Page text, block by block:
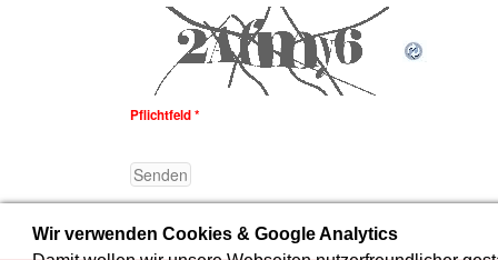
Wir verwenden Cookies & Google Analytics
Pflichtfeld *